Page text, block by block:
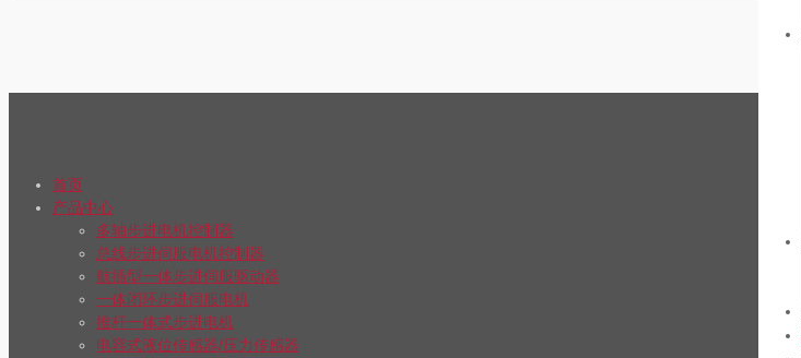
首页
产品中心
多轴步进电机控制器
总线步进伺服电机控制器
航插型一体步进伺服驱动器
一体闭环步进伺服电机
推杆一体式步进电机
电容式液位传感器/压力传感器